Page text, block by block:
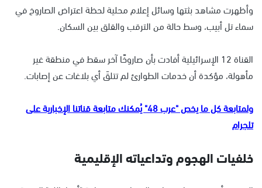
وأظهرت مشاهد بثتها وسائل إعلام محلية لحظة اعتراض الصاروخ في
سماء تل أبيب، وسط حالة من الترقب والقلق بين السكان.
القناة 12 الإسرائيلية أفادت بأن صاروخًا آخر سقط في منطقة غير
مأهولة، مؤكدة أن خدمات الطوارئ لم تتلقَ أي بلاغات عن إصابات.
ولمتابعة كل ما يخص "عرب 48" يُمكنك متابعة قناتنا الإخبارية على
تلجرام
خلفيات الهجوم وتداعياته الإقليمية